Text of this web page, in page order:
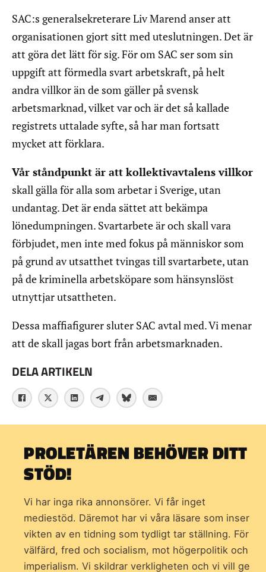
SAC:s generalsekreterare Liv Marend anser att
organisationen gjort sitt med uteslutningen. Det är
att göra det lätt för sig. För om SAC ser som sin
uppgift att förmedla svart arbetskraft, på helt
andra villkor än de som gäller på svensk
arbetsmarknad, vilket var och är det så kallade
registrets uttalade syfte, så har man fortsatt
mycket att förklara.
Vår ståndpunkt är att kollektivavtalens villkor
skall gälla för alla som arbetar i Sverige, utan
undantag. Det är enda sättet att bekämpa
lönedumpningen. Svartarbete är och skall vara
förbjudet, men inte med fokus på människor som
på grund av utsatthet tvingas till svartarbete, utan
på de kriminella arbetsköpare som hänsynslöst
utnyttjar utsattheten.
Dessa maffiafigurer sluter SAC avtal med. Vi menar
att de skall jagas bort från arbetsmarknaden.
DELA ARTIKELN
PROLETÄREN BEHÖVER DITT
STÖD!
Vi har inga rika annonsörer. Vi får inget
mediestöd. Däremot har vi våra läsare som inser
vikten av en tidning som tydligt tar ställning. För
välfärd, fred och socialism, mot högerpolitik och
imperialism. Vi skildrar verkligheten och vi vill ge